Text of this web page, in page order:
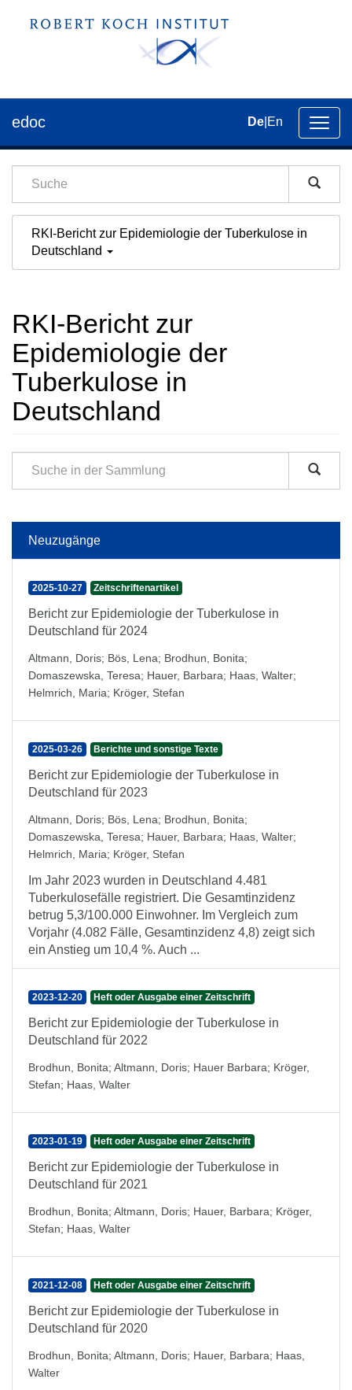
der
edoc De En
RKI-Bericht zur Epidemiologie der Tuberkulose in
Deutschland
RKI-Bericht zur
Epidemiologie der
Tuberkulose in
Deutschland
Neuzugänge
2025-10-27 Zeitschriftenartikel
Bericht zur Epidemiologie der Tuberkulose in
Deutschland für 2024
Altmann, Doris; Bös, Lena; Brodhun, Bonita;
Domaszewska, Teresa; Hauer, Barbara; Haas, Walter;
Helmrich, Maria; Kröger, Stefan
2025-03-26 Berichte und sonstige Texte
Bericht zur Epidemiologie der Tuberkulose in
Deutschland für 2023
Altmann, Doris; Bös, Lena; Brodhun, Bonita;
Domaszewska, Teresa; Hauer, Barbara; Haas, Walter;
Helmrich, Maria; Kröger, Stefan
Im Jahr 2023 wurden in Deutschland 4.481
Tuberkulosefälle registriert. Die Gesamtinzidenz
betrug 5,3/100.000 Einwohner. Im Vergleich zum
Vorjahr (4.082 Fälle, Gesamtinzidenz 4,8) zeigt sich
ein Anstieg um 10,4 %. Auch ...
2023-12-20 Heft oder Ausgabe einer Zeitschrift
Bericht zur Epidemiologie der Tuberkulose in
Deutschland für 2022
Brodhun, Bonita; Altmann, Doris; Hauer Barbara; Kröger,
Stefan; Haas, Walter
2023-01-19 Heft oder Ausgabe einer Zeitschrift
Bericht zur Epidemiologie der Tuberkulose in
Deutschland für 2021
Brodhun, Bonita; Altmann, Doris; Hauer, Barbara; Kröger,
Stefan; Haas, Walter
2021-12-08 Heft oder Ausgabe einer Zeitschrift
Bericht zur Epidemiologie der Tuberkulose in
Deutschland für 2020
Brodhun, Bonita; Altmann, Doris; Hauer, Barbara; Haas,
Walter